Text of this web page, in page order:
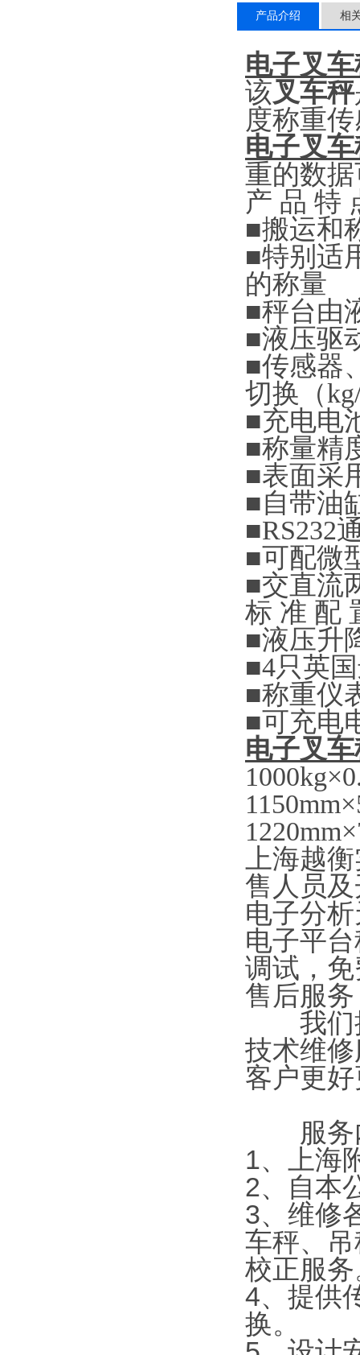
产品介绍 相
电子叉
该叉车秤
度称重
电子叉
重的数
产 品 特
■搬运和
■特别适
的称量
■秤台由
■液压驱
■传感器
切换（
■充电电
■称量精
■表面采
■自带油
■RS232
■可配微
■交直流
标 准 配
■液压升
■4只英
■称重仪
■可充电
电子叉
上海越
售人员
电子分
电子平
调试，
售后服
我们拥
技术维
客户更
服务
1、上海
2、自本
3、维修
车秤、
校正服
4、提供
换。